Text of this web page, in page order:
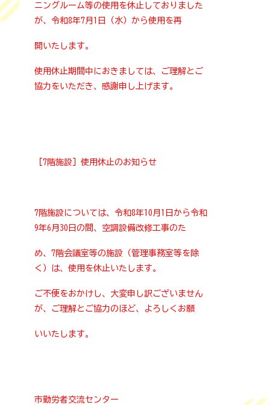
ニングルーム等の使用を休止しておりました
が、令和8年7月1日（水）から使用を再
開いたします。
使用休止期間中におきましては、ご理解とご
協力をいただき、感謝申し上げます。
［7階施設］使用休止のお知らせ
7階施設については、令和8年10月1日から令和
9年6月30日の間、空調設備改修工事のた
め、7階会議室等の施設（管理事務室等を除
く）は、使用を休止いたします。
ご不便をおかけし、大変申し訳ございません
が、ご理解とご協力のほど、よろしくお願
いいたします。
市勤労者交流センター